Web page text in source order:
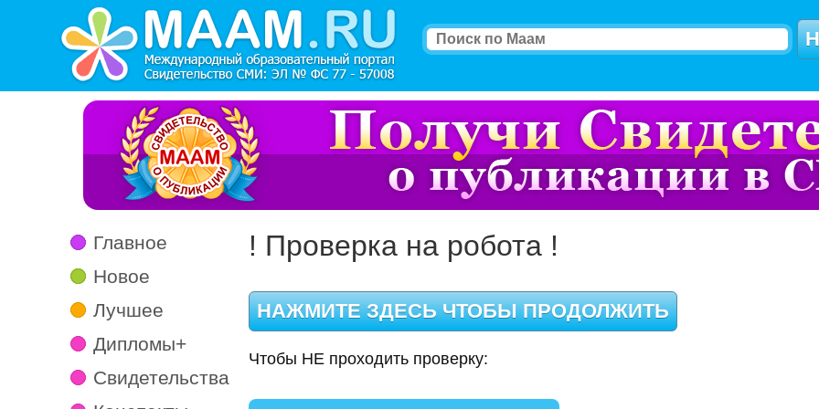
Главное
Новое
Лучшее
Дипломы+
Свидетельства
! Проверка на робота !
Чтобы НЕ проходить проверку: